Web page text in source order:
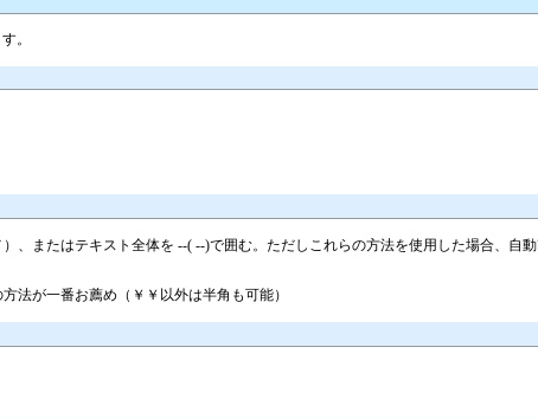
。
またはテキスト全体を --( --)で囲む。ただしこれらの方法を使用した場合、自
法が一番お薦め（￥￥以外は半角も可能）